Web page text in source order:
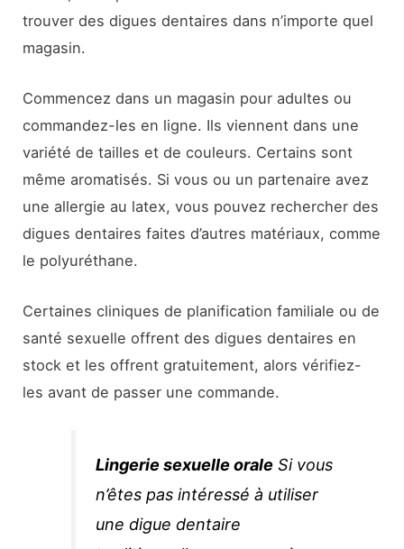
trouver des digues dentaires dans n’importe quel
magasin.
Commencez dans un magasin pour adultes ou
commandez-les en ligne. Ils viennent dans une
variété de tailles et de couleurs. Certains sont
même aromatisés. Si vous ou un partenaire avez
une allergie au latex, vous pouvez rechercher des
digues dentaires faites d’autres matériaux, comme
le polyuréthane.
Certaines cliniques de planification familiale ou de
santé sexuelle offrent des digues dentaires en
stock et les offrent gratuitement, alors vérifiez-
les avant de passer une commande.
Lingerie sexuelle orale Si vous
n’êtes pas intéressé à utiliser
une digue dentaire